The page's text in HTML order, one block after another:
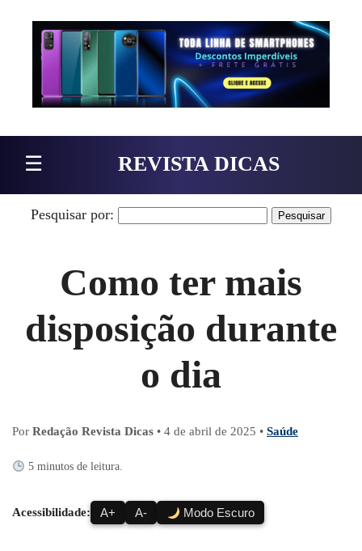
Pular para o conteúdo
☰ REVISTA DICAS
Pesquisar por:
Como ter mais
disposição durante
o dia
Por Redação Revista Dicas • 4 de abril de 2025 • Saúde
5 minutos de leitura.
Acessibilidade: A+ A- Modo Escuro